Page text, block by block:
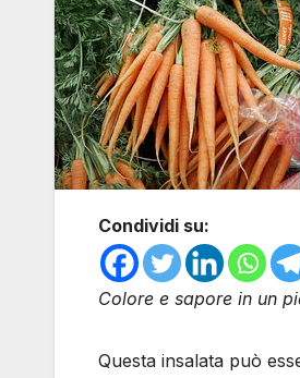
Condividi su:
Colore e sapore in un
Questa insalata può